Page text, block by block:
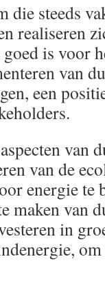
die steeds
realiseren
is voor
van
een
van
van de
energie te
maken van
in